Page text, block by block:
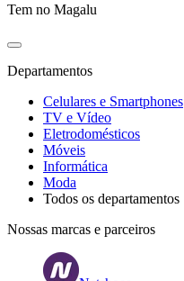
Tem no Magalu
Departamentos
Celulares e Smartphones
TV e Vídeo
Eletrodomésticos
Móveis
Informática
Moda
Todos os departamentos
Nossas marcas e parceiros